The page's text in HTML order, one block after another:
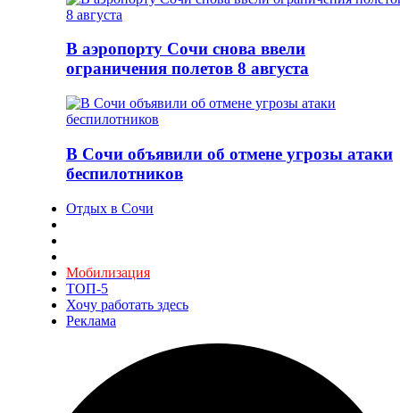
В аэропорту Сочи снова ввели
ограничения полетов 8 августа
В Сочи объявили об отмене угрозы атаки
беспилотников
Отдых в Сочи
Мобилизация
ТОП-5
Хочу работать здесь
Реклама